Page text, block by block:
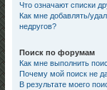
Что означают списки
Как мне добавлять/
недругов?
Поиск по форумам
Как мне выполнить
Почему мой поиск не
В результате моего